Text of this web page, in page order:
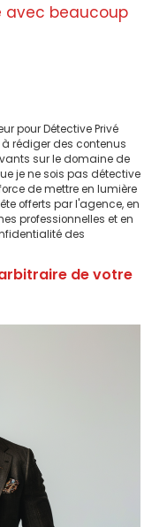
avec beaucoup
pour Détective Privé
rédiger des contenus
sur le domaine de
je ne sois pas détective
de mettre en lumière
offerts par l'agence, en
professionnelles et en
des
de votre